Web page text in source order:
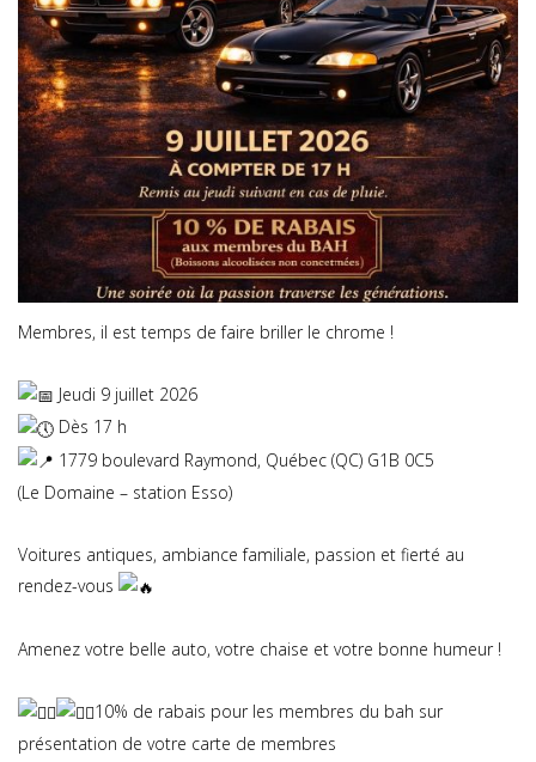
Membres, il est temps de faire briller le chrome !
Jeudi 9 juillet 2026
Dès 17 h
1779 boulevard Raymond, Québec (QC) G1B 0C5
(Le Domaine – station Esso)
Voitures antiques, ambiance familiale, passion et fierté au
rendez-vous
Amenez votre belle auto, votre chaise et votre bonne humeur !
10% de rabais pour les membres du bah sur
présentation de votre carte de membres